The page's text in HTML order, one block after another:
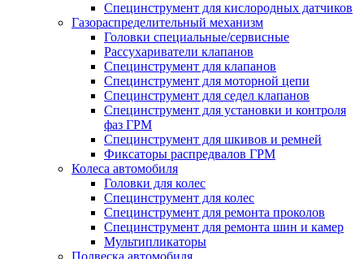
Специнструмент для кислородных датчиков
Газораспределительный механизм
Головки специальные/сервисные
Рассухариватели клапанов
Специнструмент для клапанов
Специнструмент для моторной цепи
Специнструмент для седел клапанов
Специнструмент для установки и контроля
фаз ГРМ
Специнструмент для шкивов и ремней
Фиксаторы распредвалов ГРМ
Колеса автомобиля
Головки для колес
Специнструмент для колес
Специнструмент для ремонта проколов
Специнструмент для ремонта шин и камер
Мультипликаторы
Подвеска автомобиля